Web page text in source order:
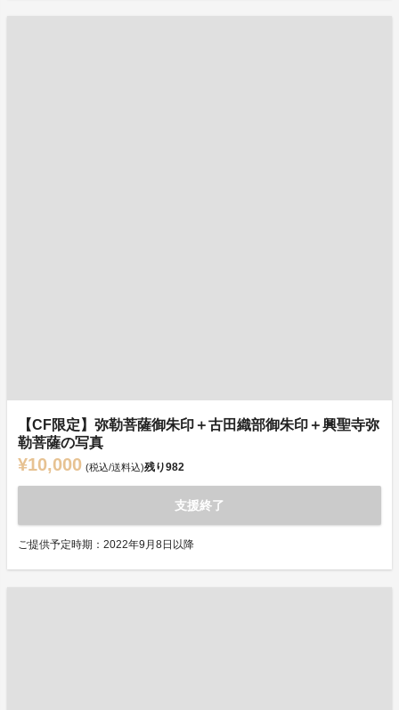
【CF限定】弥勒菩薩御朱印＋古田織部御朱印＋興聖寺弥
勒菩薩の写真
¥10,000 (税込/送料込)残り982
支援終了
ご提供予定時期：2022年9月8日以降